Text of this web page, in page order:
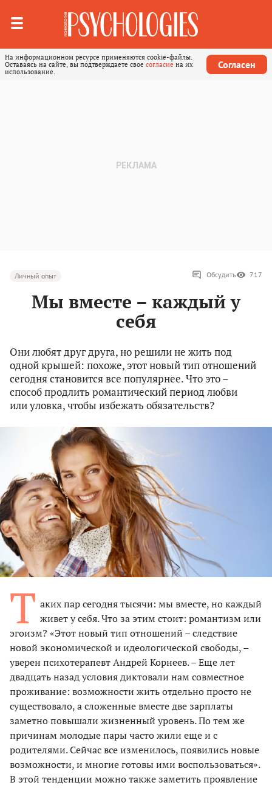
На информационном ресурсе применяются cookie-файлы.
Оставаясь на сайте, вы подтверждаете свое согласие на их
использование.
Согласен
Личный опыт Обсудить 717
Мы вместе – каждый у
себя
Они любят друг друга, но решили не жить под
одной крышей: похоже, этот новый тип отношений
сегодня становится все популярнее. Что это –
способ продлить романтический период любви
или уловка, чтобы избежать обязательств?
Т аких пар сегодня тысячи: мы вместе, но каждый
живет у себя. Что за этим стоит: романтизм или
эгоизм? «Этот новый тип отношений – следствие
новой экономической и идеологической свободы, –
уверен психотерапевт Андрей Корнеев. – Еще лет
двадцать назад условия диктовали нам совместное
проживание: возможности жить отдельно просто не
существовало, а сложенные вместе две зарплаты
заметно повышали жизненный уровень. По тем же
причинам молодые пары часто жили еще и с
родителями. Сейчас все изменилось, появились новые
возможности, и многие готовы ими воспользоваться».
В этой тенденции можно также заметить проявление